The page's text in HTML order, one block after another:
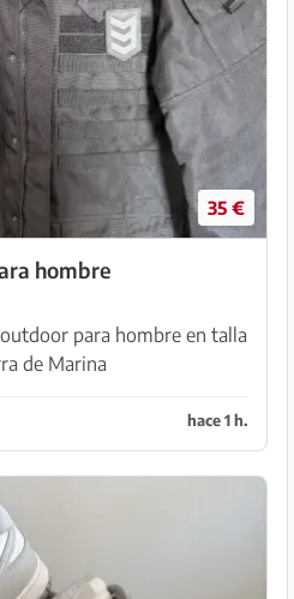
35 €
hombre
para hombre en talla
de Marina
hace 1 h.